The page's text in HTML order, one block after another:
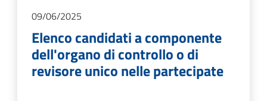
09/06/2025
Elenco candidati a componente
dell'organo di controllo o di
revisore unico nelle partecipate